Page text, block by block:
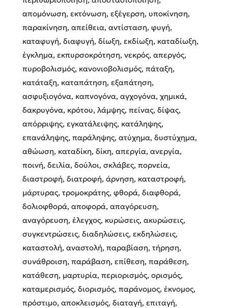
απομόνωση, εκτόνωση, εξέγερση, υποκίνηση,
παρακίνηση, απείθεια, αντίσταση, φυγή,
καταφυγή, διαφυγή, δίωξη, εκδίωξη, καταδίωξη,
έγκλημα, εκπυρσοκρότηση, νεκρός, απεργός,
πυροβολισμός, κανονιοβολισμός, πάταξη,
κατάταξη, καταπάτηση, εξαπάτηση,
ασφυξιογόνα, καπνογόνα, αγχογόνα, χημικά,
δακρυγόνα, κρότου, λάμψης, πείνας, δίψας,
απόρριψης, εγκατάλειψης, κατάληψης,
επανάληψης, παράληψης, ατύχημα, δυστύχημα,
αθώωση, καταδίκη, δίκη, απεργία, ανεργία,
ποινή, δειλία, δούλοι, σκλάβες, πορνεία,
διαστροφή, διατροφή, άρνηση, καταστροφή,
μάρτυρας, τρομοκράτης, φθορά, διαφθορά,
δολιοφθορά, αποφορά, απαγόρευση,
αναγόρευση, έλεγχος, κυρώσεις, ακυρώσεις,
συγκεντρώσεις, διαδηλώσεις, εκδηλώσεις,
καταστολή, αναστολή, παραβίαση, τήρηση,
συνάθροιση, παράβαση, επίθεση, παράθεση,
κατάθεση, μαρτυρία, περιορισμός, ορισμός,
καταμερισμός, διορισμός, παράνομος, έκνομος,
πρόστιμο, αποκλεισμός, διαταγή, επιταγή,